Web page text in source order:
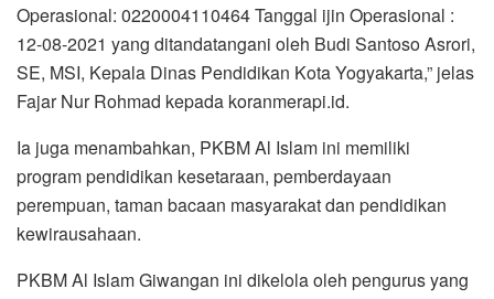
Operasional: 0220004110464 Tanggal ijin Operasional :
12-08-2021 yang ditandatangani oleh Budi Santoso Asrori,
SE, MSI, Kepala Dinas Pendidikan Kota Yogyakarta,” jelas
Fajar Nur Rohmad kepada koranmerapi.id.
Ia juga menambahkan, PKBM Al Islam ini memiliki
program pendidikan kesetaraan, pemberdayaan
perempuan, taman bacaan masyarakat dan pendidikan
kewirausahaan.
PKBM Al Islam Giwangan ini dikelola oleh pengurus yang